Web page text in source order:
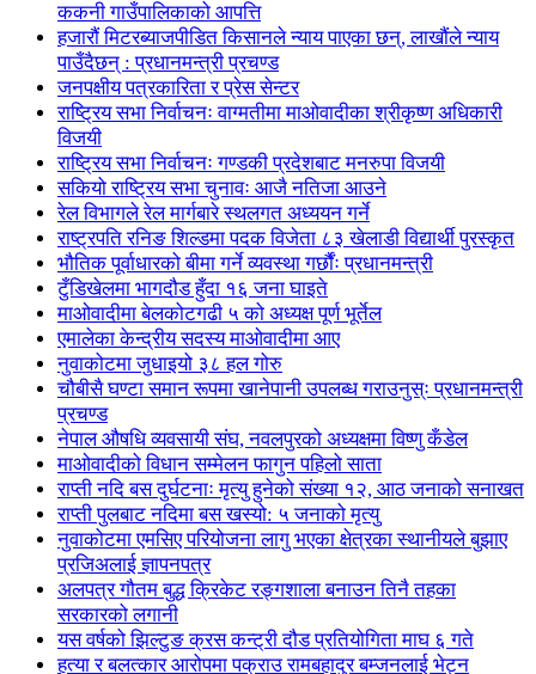
ककनी गाउँपालिकाको आपत्ति
हजारौं मिटरब्याजपीडित किसानले न्याय पाएका छन्, लाखौंले न्याय
पाउँदैछन् : प्रधानमन्त्री प्रचण्ड
जनपक्षीय पत्रकारिता र प्रेस सेन्टर
राष्ट्रिय सभा निर्वाचनः वाग्मतीमा माओवादीका श्रीकृष्ण अधिकारी
विजयी
राष्ट्रिय सभा निर्वाचनः गण्डकी प्रदेशबाट मनरुपा विजयी
सकियो राष्ट्रिय सभा चुनावः आजै नतिजा आउने
रेल विभागले रेल मार्गबारे स्थलगत अध्ययन गर्ने
राष्ट्रपति रनिङ शिल्डमा पदक विजेता ८३ खेलाडी विद्यार्थी पुरस्कृत
भौतिक पूर्वाधारको बीमा गर्ने व्यवस्था गर्छौंः प्रधानमन्त्री
टुँडिखेलमा भागदौड हुँदा १६ जना घाइते
माओवादीमा बेलकोटगढी ५ को अध्यक्ष पूर्ण भूर्तेल
एमालेका केन्द्रीय सदस्य माओ‌वादीमा आए
नुवाकोटमा जुधाइयो ३८ हल गोरु
चौबीसै घण्टा समान रूपमा खानेपानी उपलब्ध गराउनुस्ः प्रधानमन्त्री
प्रचण्ड
नेपाल औषधि व्यवसायी संघ, नवलपुरको अध्यक्षमा विष्णु कँडेल
माओवादीको विधान सम्मेलन फागुन पहिलो साता
राप्ती नदि बस दुर्घटनाः मृत्यु हुनेको संख्या १२, आठ जनाको सनाखत
राप्ती पुलबाट नदिमा बस खस्यो: ५ जनाको मृत्यु
नुवाकोटमा एमसिए परियोजना लागु भएका क्षेत्रका स्थानीयले बुझाए
प्रजिअलाई ज्ञापनपत्र
अलपत्र गौतम बुद्ध क्रिकेट रङ्गशाला बनाउन तिनै तहका
सरकारको लगानी
यस वर्षको झिल्टुङ क्रस कन्ट्री दौड प्रतियोगिता माघ ६ गते
हत्या र बलत्कार आरोपमा पक्राउ रामबहादुर बम्जनलाई भेट्न